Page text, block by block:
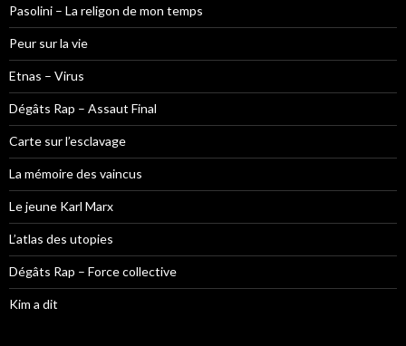
h
e
r
:
Pasolini – La religon de mon temps
Peur sur la vie
Etnas – Virus
Dégâts Rap – Assaut Final
Carte sur l’esclavage
La mémoire des vaincus
Le jeune Karl Marx
L’atlas des utopies
Dégâts Rap – Force collective
Kim a dit